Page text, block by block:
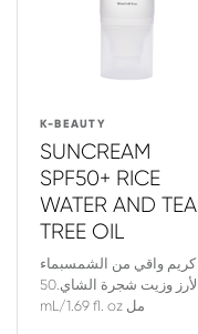
K-BEAUTY
SUNCREAM
SPF50+ RICE
WATER AND TEA
TREE OIL
كريم واقي من الشمسبماء
الأرز وزيت شجرة الشاي.50
mL/1.69 fl. oz مل